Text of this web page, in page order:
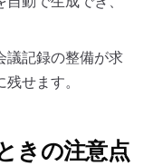
議記録の整備が求
せます。
きの注意点